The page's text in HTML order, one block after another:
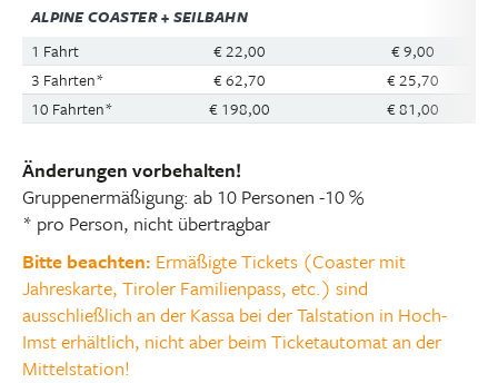
ALPINE COASTER + SEILBAHN
1 Fahrt € 22,00
€ 9,00
3 Fahrten*
€ 62,70
€ 25,70
10 Fahrten*
€ 198,00 € 81,00
Änderungen vorbehalten!
Gruppenermäßigung: ab 10 Personen -10 %
* pro Person, nicht übertragbar
Bitte beachten: Ermäßigte Tickets (Coaster mit
Jahreskarte, Tiroler Familienpass, etc.) sind
ausschließlich an der Kassa bei der Talstation in Hoch-
Imst erhältlich, nicht aber beim Ticketautomat an der
Mittelstation!